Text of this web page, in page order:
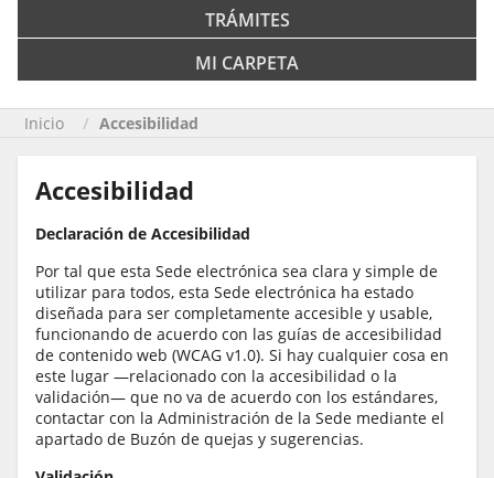
TRÁMITES
MI CARPETA
Inicio Accesibilidad
Accesibilidad
Declaración de Accesibilidad
Por tal que esta Sede electrónica sea clara y simple de
utilizar para todos, esta Sede electrónica ha estado
diseñada para ser completamente accesible y usable,
funcionando de acuerdo con las guías de accesibilidad
de contenido web (WCAG v1.0). Si hay cualquier cosa en
este lugar —relacionado con la accesibilidad o la
validación— que no va de acuerdo con los estándares,
contactar con la Administración de la Sede mediante el
apartado de Buzón de quejas y sugerencias.